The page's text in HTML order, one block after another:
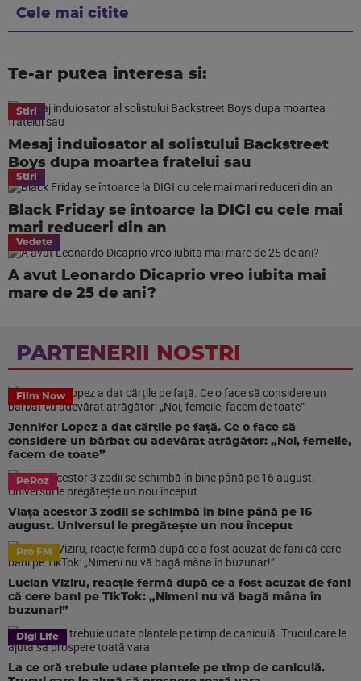
Cele mai citite
Te-ar putea interesa si:
Stiri
Mesaj induiosator al solistului Backstreet
Boys dupa moartea fratelui sau
Stiri
Black Friday se întoarce la DIGI cu cele mai
mari reduceri din an
Vedete
A avut Leonardo Dicaprio vreo iubita mai
mare de 25 de ani?
PARTENERII NOSTRI
Film Now
Jennifer Lopez a dat cărțile pe față. Ce o face să
considere un bărbat cu adevărat atrăgător: „Noi, femeile,
facem de toate”
PeRoz
Viața acestor 3 zodii se schimbă în bine până pe 16
august. Universul le pregătește un nou început
Pro FM
Lucian Viziru, reacție fermă după ce a fost acuzat de fani
că cere bani pe TikTok: „Nimeni nu vă bagă mâna în
buzunar!”
Digi Life
La ce oră trebuie udate plantele pe timp de caniculă.